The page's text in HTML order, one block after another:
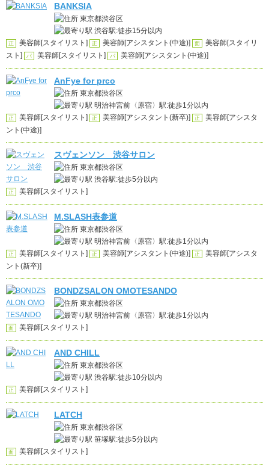
BANKSIA
東京都渋谷区
渋谷駅:徒歩15分以内
正 美容師[スタイリスト] 正 美容師[アシスタント(中途)] 面
美容師[スタイリ
スト]
パ 美容師[スタイリスト] パ 美容師[アシスタント(中途)]
AnFye for prco
東京都渋谷区
明治神宮前〈原宿〉駅:徒歩1分以内
正 美容師[スタイリスト] 正 美容師[アシスタント(新卒)] 正
美容師[アシスタ
ント(中途)]
スヴェンソン 渋谷サロン
東京都渋谷区
渋谷駅:徒歩5分以内
正 美容師[スタイリスト]
M.SLASH表参道
東京都渋谷区
明治神宮前〈原宿〉駅:徒歩1分以内
正 美容師[スタイリスト] 正 美容師[アシスタント(中途)] 正
美容師[アシスタ
ント(新卒)]
BONDZSALON OMOTESANDO
東京都渋谷区
明治神宮前〈原宿〉駅:徒歩1分以内
面 美容師[スタイリスト]
AND CHILL
東京都渋谷区
渋谷駅:徒歩10分以内
正 美容師[スタイリスト]
LATCH
東京都渋谷区
笹塚駅:徒歩5分以内
面 美容師[スタイリスト]